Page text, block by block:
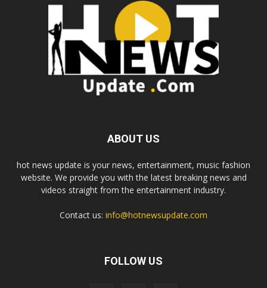
ABOUT US
hot news update is your news, entertainment, music fashion
website. We provide you with the latest breaking news and
videos straight from the entertainment industry.
Contact us: info@hotnewsupdate.com
FOLLOW US